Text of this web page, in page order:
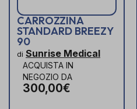
CARROZZINA
STANDARD BREEZY
90
di Sunrise Medical
ACQUISTA IN
NEGOZIO DA
300,00€